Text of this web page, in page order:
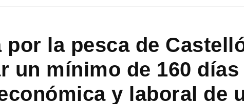
la pesca de
un mínimo de 160
y laboral de